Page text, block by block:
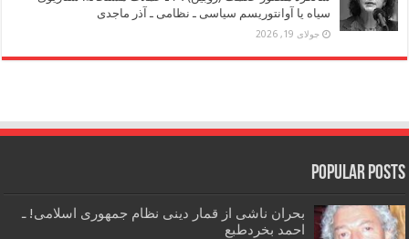
سیاه یا آوانتوریسم سیاسی ـ نظامی ـ آذر ماجدی
جولای 19, 2026
Popular Posts
بحران ناشی از قمار دینی نظام جمهوری اسلامی! ـ
احمد بخردطبع